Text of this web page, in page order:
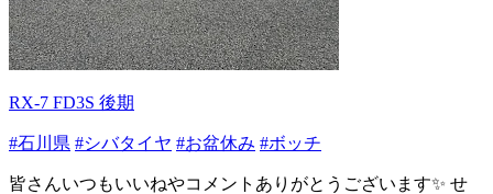
RX-7 FD3S 後期
#石川県 #シバタイヤ #お盆休み #ボッチ
皆さんいつもいいねやコメントありがとうございます✨ せ